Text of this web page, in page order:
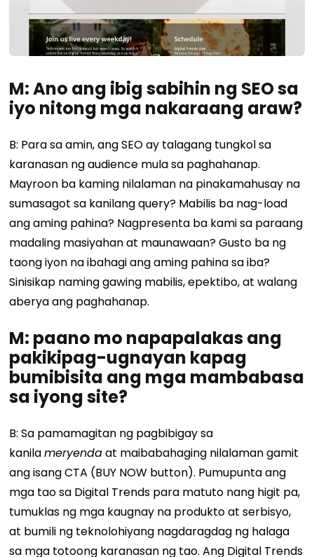
M: Ano ang ibig sabihin ng SEO sa
iyo nitong mga nakaraang araw?
B: Para sa amin, ang SEO ay talagang tungkol sa
karanasan ng audience mula sa paghahanap.
Mayroon ba kaming nilalaman na pinakamahusay na
sumasagot sa kanilang query? Mabilis ba nag-load
ang aming pahina? Nagpresenta ba kami sa paraang
madaling masiyahan at maunawaan? Gusto ba ng
taong iyon na ibahagi ang aming pahina sa iba?
Sinisikap naming gawing mabilis, epektibo, at walang
aberya ang paghahanap.
M: paano mo napapalakas ang
pakikipag-ugnayan kapag
bumibisita ang mga mambabasa
sa iyong site?
B: Sa pamamagitan ng pagbibigay sa
kanilameryendaat maibabahaging nilalaman gamit
ang isang CTA (BUY NOW button). Pumupunta ang
mga tao sa Digital Trends para matuto nang higit pa,
tumuklas ng mga kaugnay na produkto at serbisyo,
at bumili ng teknolohiyang nagdaragdag ng halaga
sa mga totoong karanasan ng tao. Ang Digital Trends